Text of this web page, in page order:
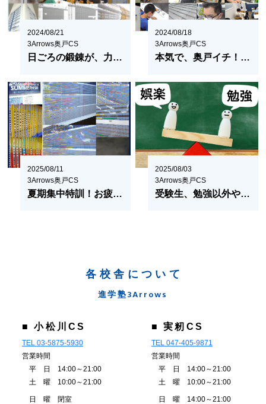
2024/08/21
3Arrows奥戸CS
日ごろの鍛錬が、力になる。
2024/08/18
3Arrows奥戸CS
本気で、奥戸イチ！新規生受付中
2025/08/11
3Arrows奥戸CS
夏期集中特訓！お疲れ様でした!!そしてついに300時間?!
2025/08/03
3Arrows奥戸CS
受験生、勉強以外やることある？
各校舎について
進学塾3Arrows
■ 小松川CS
TEL 03-5875-5930
営業時間
平 日 14:00～21:00
土 曜 10:00～21:00
日 曜 閉室
■ 実籾CS
TEL 047-405-9871
営業時間
平 日 14:00～21:00
土 曜 10:00～21:00
日 曜 14:00～21:00